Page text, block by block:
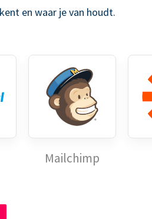
en waar je van houdt.
Mailchimp